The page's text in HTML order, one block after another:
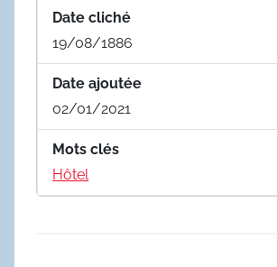
Date cliché
19/08/1886
Date ajoutée
02/01/2021
Mots clés
Hôtel